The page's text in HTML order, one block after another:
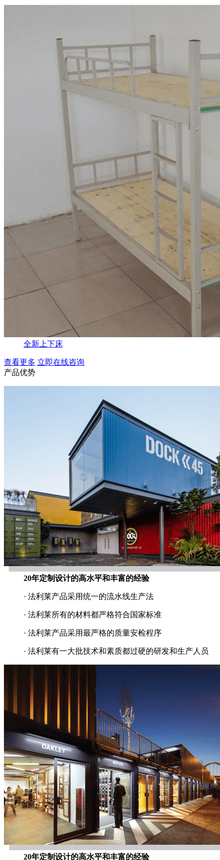
全新上下床
查看更多 立即在线咨询
产品优势
20年定制设计的高水平和丰富的经验
· 法利莱产品采用统一的流水线生产法
· 法利莱所有的材料都严格符合国家标准
· 法利莱产品采用最严格的质量安检程序
· 法利莱有一大批技术和素质都过硬的研发和生产人员
20年定制设计的高水平和丰富的经验